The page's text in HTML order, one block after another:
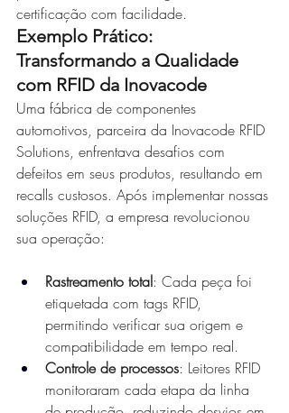
certificação com facilidade.
Exemplo Prático:
Transformando a Qualidade
com RFID da Inovacode
Uma fábrica de componentes
automotivos, parceira da Inovacode RFID
Solutions, enfrentava desafios com
defeitos em seus produtos, resultando em
recalls custosos. Após implementar nossas
soluções RFID, a empresa revolucionou
sua operação:
Rastreamento total: Cada peça foi
etiquetada com tags RFID,
permitindo verificar sua origem e
compatibilidade em tempo real.
Controle de processos: Leitores RFID
monitoraram cada etapa da linha